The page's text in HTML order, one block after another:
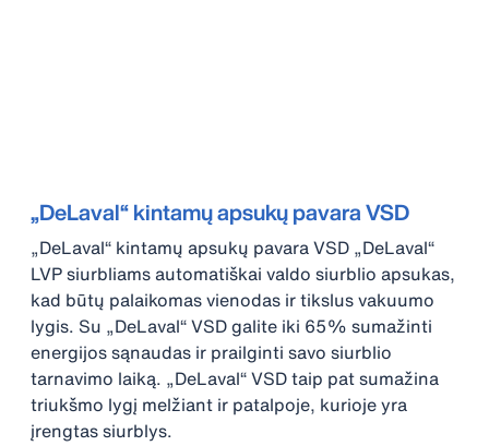
„DeLaval“ kintamų apsukų pavara VSD
„DeLaval“ kintamų apsukų pavara VSD „DeLaval“
LVP siurbliams automatiškai valdo siurblio apsukas,
kad būtų palaikomas vienodas ir tikslus vakuumo
lygis. Su „DeLaval“ VSD galite iki 65% sumažinti
energijos sąnaudas ir prailginti savo siurblio
tarnavimo laiką. „DeLaval“ VSD taip pat sumažina
triukšmo lygį melžiant ir patalpoje, kurioje yra
įrengtas siurblys.